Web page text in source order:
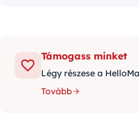
Támogass minket
Légy részese a
Tovább